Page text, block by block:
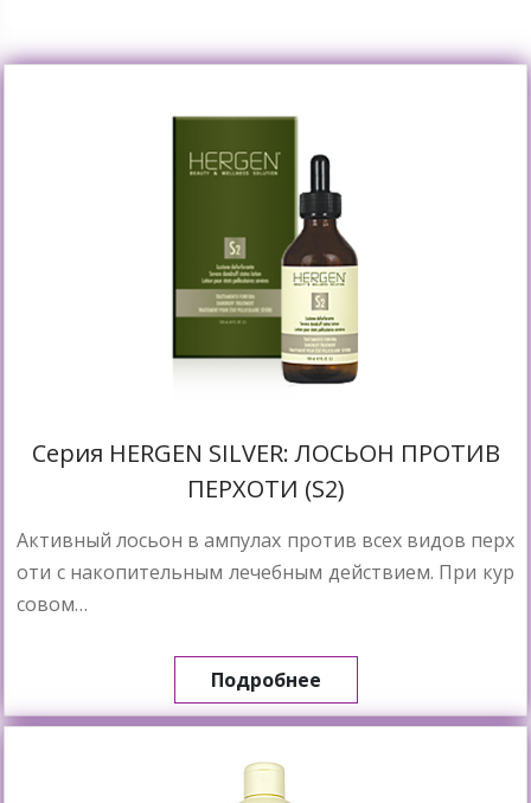
Cерия HERGEN SILVER: ЛОСЬОН ПРОТИВ
ПЕРХОТИ (S2)
Активный лосьон в ампулах против всех видов перх
оти с накопительным лечебным действием. При кур
совом…
Подробнее